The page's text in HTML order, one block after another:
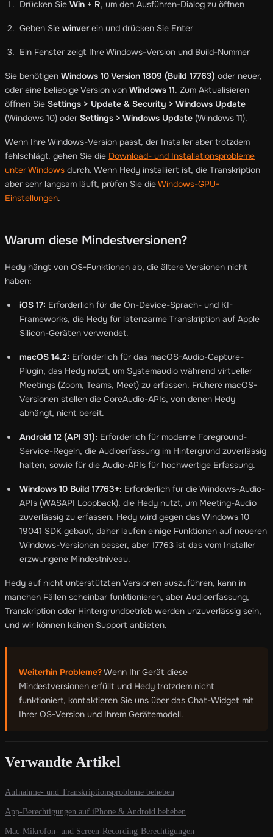
Drücken Sie Win + R, um den Ausführen-Dialog zu öffnen
Geben Sie winverein und drücken Sie Enter
Ein Fenster zeigt Ihre Windows-Version und Build-Nummer
Sie benötigen Windows 10 Version 1809 (Build 17763) oder neuer,
oder eine beliebige Version von Windows 11. Zum Aktualisieren
öffnen Sie Settings > Update & Security > Windows Update
(Windows 10) oder Settings > Windows Update (Windows 11).
Wenn Ihre Windows-Version passt, der Installer aber trotzdem
fehlschlägt, gehen Sie die Download- und Installationsprobleme
unter Windows durch. Wenn Hedy installiert ist, die Transkription
aber sehr langsam läuft, prüfen Sie dieWindows-GPU-
Einstellungen.
Warum diese Mindestversionen?
Hedy hängt von OS-Funktionen ab, die ältere Versionen nicht
haben:
iOS 17: Erforderlich für die On-Device-Sprach- und KI-
Frameworks, die Hedy für latenzarme Transkription auf Apple
Silicon-Geräten verwendet.
macOS 14.2: Erforderlich für das macOS-Audio-Capture-
Plugin, das Hedy nutzt, um Systemaudio während virtueller
Meetings (Zoom, Teams, Meet) zu erfassen. Frühere macOS-
Versionen stellen die CoreAudio-APIs, von denen Hedy
abhängt, nicht bereit.
Android 12 (API 31): Erforderlich für moderne Foreground-
Service-Regeln, die Audioerfassung im Hintergrund zuverlässig
halten, sowie für die Audio-APIs für hochwertige Erfassung.
Windows 10 Build 17763+: Erforderlich für die Windows-Audio-
APIs (WASAPI Loopback), die Hedy nutzt, um Meeting-Audio
zuverlässig zu erfassen. Hedy wird gegen das Windows 10
19041 SDK gebaut, daher laufen einige Funktionen auf neueren
Windows-Versionen besser, aber 17763 ist das vom Installer
erzwungene Mindestniveau.
Hedy auf nicht unterstützten Versionen auszuführen, kann in
manchen Fällen scheinbar funktionieren, aber Audioerfassung,
Transkription oder Hintergrundbetrieb werden unzuverlässig sein,
und wir können keinen Support anbieten.
Weiterhin Probleme?Wenn Ihr Gerät diese
Mindestversionen erfüllt und Hedy trotzdem nicht
funktioniert, kontaktieren Sie uns über das Chat-Widget mit
Ihrer OS-Version und Ihrem Gerätemodell.
Verwandte Artikel
Aufnahme- und Transkriptionsprobleme beheben
App-Berechtigungen auf iPhone & Android beheben
Mac-Mikrofon- und Screen-Recording-Berechtigungen